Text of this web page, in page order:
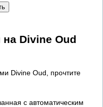
Divine Oud
Divine Oud, прочтите
с автоматическим